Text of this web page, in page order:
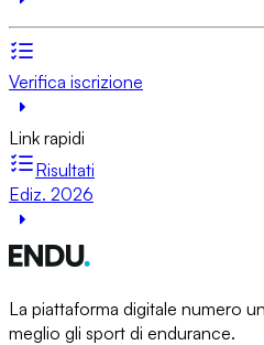
Verifica iscrizione
Link rapidi
Risultati
Ediz. 2026
La piattaforma digitale numero
meglio gli sport di endurance.